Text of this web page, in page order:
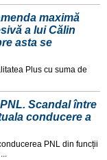
maximă
a lui Călin
asta se
Plus cu suma de
Scandal între
conducere a
PNL din funcții